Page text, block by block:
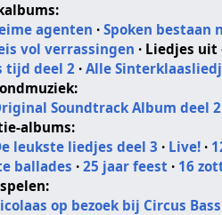
agenten · Spoken bestaan
vol verrassingen· Liedjes
tijd deel 2 ·Alle
Soundtrack Album deel 2
albums:
leukste liedjes deel 3 · Live! ·
ballades ·25 jaar feest· 16
op bezoek bij Circus